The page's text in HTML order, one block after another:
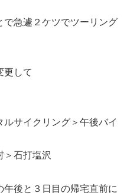
急遽２ケツでツーリング
更して
ルサイクリング＞午後バイ
＞石打塩沢
後と３日目の帰宅直前に